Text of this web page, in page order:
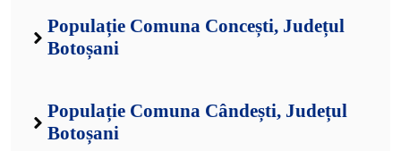
Populație Comuna Concești, Județul
Botoșani
Populație Comuna Cândești, Județul
Botoșani